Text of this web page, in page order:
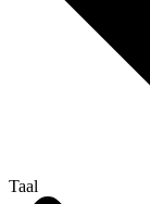
Taal